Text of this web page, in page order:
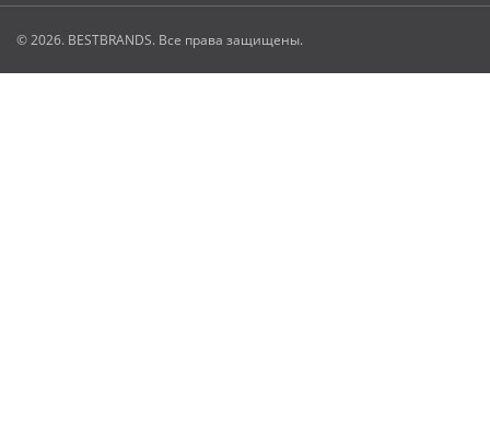
© 2026. BESTBRANDS. Все права защищены.